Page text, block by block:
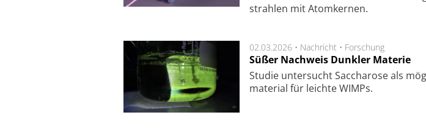
strah­len mit Atom­ker­nen.
02.03.2026 • Nachricht • Forschung
Süßer Nachweis Dunkler Materie
Studie unter­sucht Saccha­ro­se als
ma­te­rial für leich­te WIMPs.